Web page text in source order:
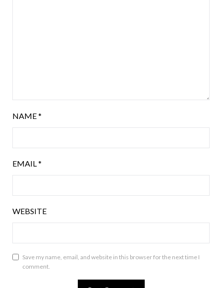
NAME*
EMAIL*
WEBSITE
Save my name, email, and website in this browser for the next time I
comment.